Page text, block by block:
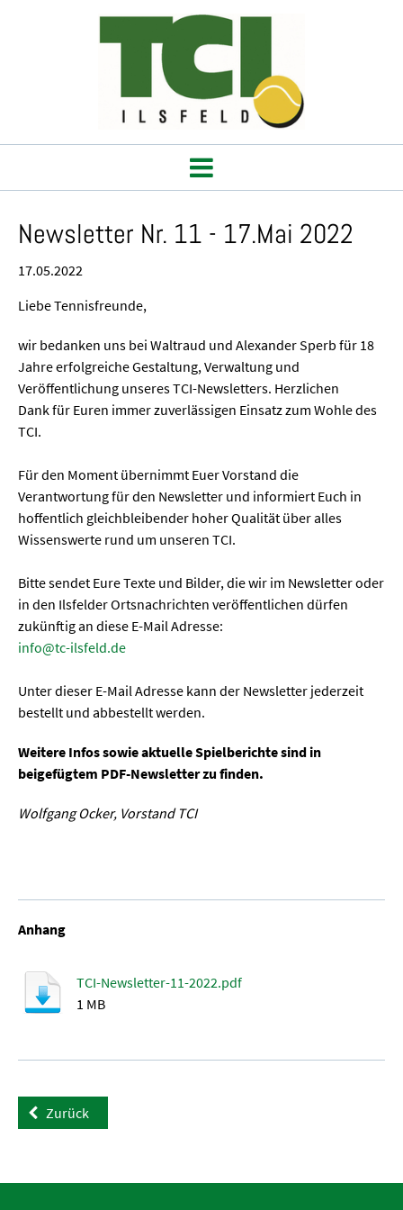
Newsletter Nr. 11 - 17.Mai 2022
17.05.2022
Liebe Tennisfreunde,
wir bedanken uns bei Waltraud und Alexander Sperb für 18
Jahre erfolgreiche Gestaltung, Verwaltung und
Veröffentlichung unseres TCI-Newsletters. Herzlichen
Dank für Euren immer zuverlässigen Einsatz zum Wohle des
TCI.
Für den Moment übernimmt Euer Vorstand die
Verantwortung für den Newsletter und informiert Euch in
hoffentlich gleichbleibender hoher Qualität über alles
Wissenswerte rund um unseren TCI.
Bitte sendet Eure Texte und Bilder, die wir im Newsletter oder
in den Ilsfelder Ortsnachrichten veröffentlichen dürfen
zukünftig an diese E-Mail Adresse:
info@tc-ilsfeld.de
Unter dieser E-Mail Adresse kann der Newsletter jederzeit
bestellt und abbestellt werden.
Weitere Infos sowie aktuelle Spielberichte sind in
beigefügtem PDF-Newsletter zu finden.
Wolfgang Ocker, Vorstand TCI
Anhang
TCI-Newsletter-11-2022.pdf
1 MB
Zurück